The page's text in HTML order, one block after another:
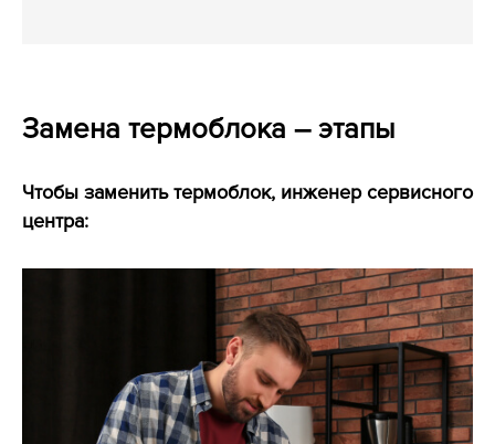
Замена термоблока – этапы
Чтобы заменить термоблок, инженер сервисного
центра: